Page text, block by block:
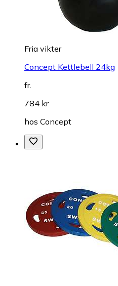
Fria vikter
Concept Kettlebell 24kg
fr.
784 kr
hos Concept